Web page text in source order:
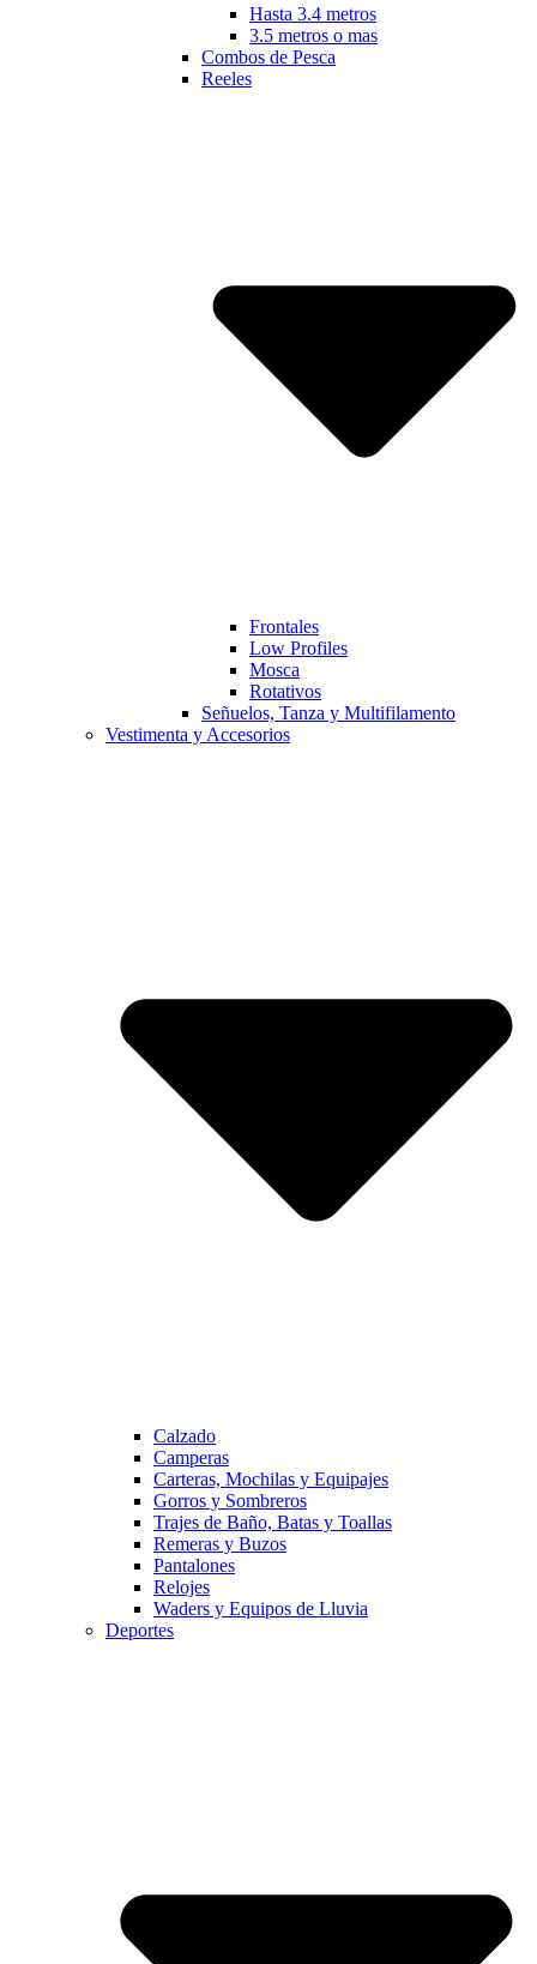
Hasta 3.4 metros
3.5 metros o mas
Combos de Pesca
Reeles
Frontales
Low Profiles
Mosca
Rotativos
Señuelos, Tanza y Multifilamento
Vestimenta y Accesorios
Calzado
Camperas
Carteras, Mochilas y Equipajes
Gorros y Sombreros
Trajes de Baño, Batas y Toallas
Remeras y Buzos
Pantalones
Relojes
Waders y Equipos de Lluvia
Deportes